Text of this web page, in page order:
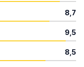
8,7
9,5
8,5